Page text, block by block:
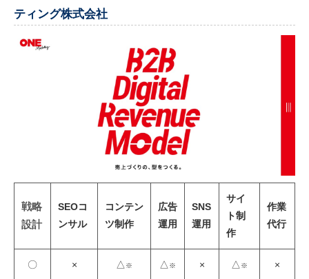
ティング株式会社
戦略
設計
SEOコ
ンサル
コンテン
ツ制作
広告
運用
SNS
運用
サイ
ト制
作
作業
代行
〇 × △ ※ △ ※ × △ ※ ×